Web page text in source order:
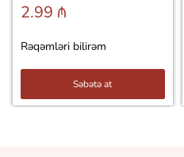
2.99 ₼
Rəqəmləri bilirəm
Səbətə at